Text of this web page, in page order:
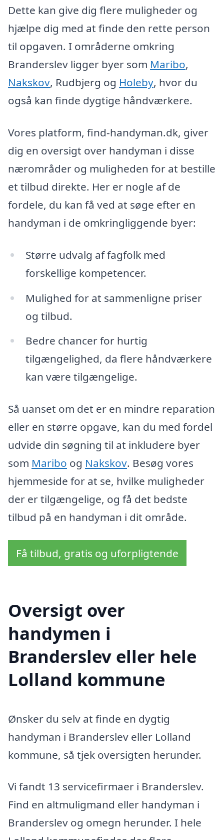
Dette kan give dig flere muligheder og
hjælpe dig med at finde den rette person
til opgaven. I områderne omkring
Branderslev ligger byer som Maribo,
Nakskov, Rudbjerg og Holeby, hvor du
også kan finde dygtige håndværkere.
Vores platform, find-handyman.dk, giver
dig en oversigt over handyman i disse
nærområder og muligheden for at bestille
et tilbud direkte. Her er nogle af de
fordele, du kan få ved at søge efter en
handyman i de omkringliggende byer:
Større udvalg af fagfolk med
forskellige kompetencer.
Mulighed for at sammenligne priser
og tilbud.
Bedre chancer for hurtig
tilgængelighed, da flere håndværkere
kan være tilgængelige.
Så uanset om det er en mindre reparation
eller en større opgave, kan du med fordel
udvide din søgning til at inkludere byer
som Maribo og Nakskov. Besøg vores
hjemmeside for at se, hvilke muligheder
der er tilgængelige, og få det bedste
tilbud på en handyman i dit område.
Få tilbud, gratis og uforpligtende
Oversigt over
handymen i
Branderslev eller hele
Lolland kommune
Ønsker du selv at finde en dygtig
handyman i Branderslev eller Lolland
kommune, så tjek oversigten herunder.
Vi fandt 13 servicefirmaer i Branderslev.
Find en altmuligmand eller handyman i
Branderslev og omegn herunder. I hele